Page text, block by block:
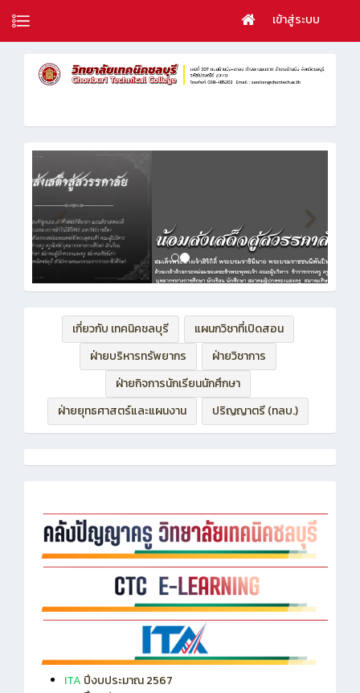
เข้าสู่ระบบ
เกี่ยวกับ เทคนิคชลบุรี
แผนกวิชาที่เปิดสอน
ฝ่ายบริหารทรัพยากร
ฝ่ายวิชาการ
ฝ่ายกิจการนักเรียนนักศึกษา
ฝ่ายยุทธศาสตร์และแผนงาน
ปริญญาตรี (ทลบ.)